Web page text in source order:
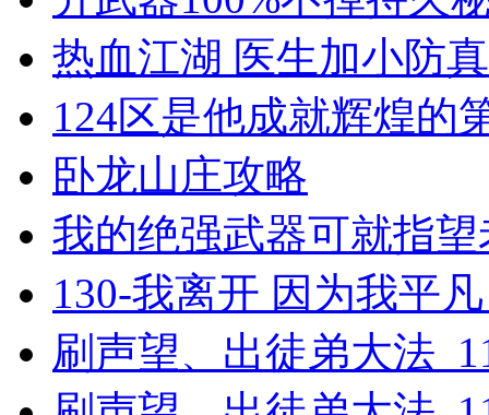
热血江湖 医生加小防
124区是他成就辉煌的
卧龙山庄攻略
我的绝强武器可就指
130-我离开 因为我平
刷声望、出徒弟大法